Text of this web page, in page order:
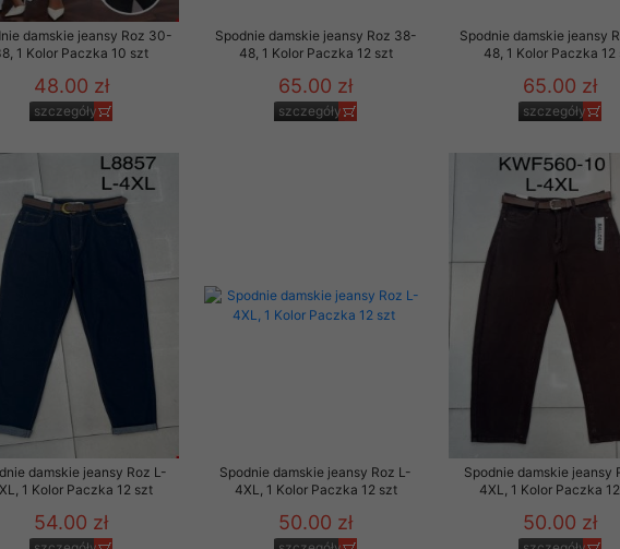
damskie jeansy Roz 30-
1 Kolor Paczka 10 szt
48.00 zł
szczegóły
Spodnie damskie jeansy Roz 38-
48, 1 Kolor Paczka 12 szt
65.00 zł
szczegóły
Spodnie damskie jeansy
48, 1 Kolor Paczka 12
65.00 zł
szczegóły
damskie jeansy Roz L-
1 Kolor Paczka 12 szt
54.00 zł
Spodnie damskie jeansy Roz L-
4XL, 1 Kolor Paczka 12 szt
50.00 zł
Spodnie damskie jeansy
4XL, 1 Kolor Paczka
50.00 zł